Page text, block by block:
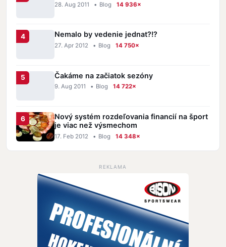
28. Aug 2011 • Blog 14 936×
Nemalo by vedenie jednat?!?
27. Apr 2012 • Blog 14 750×
Čakáme na začiatok sezóny
9. Aug 2011 • Blog 14 722×
Nový systém rozdeľovania financií na šport
je viac než výsmechom
17. Feb 2012 • Blog 14 348×
REKLAMA